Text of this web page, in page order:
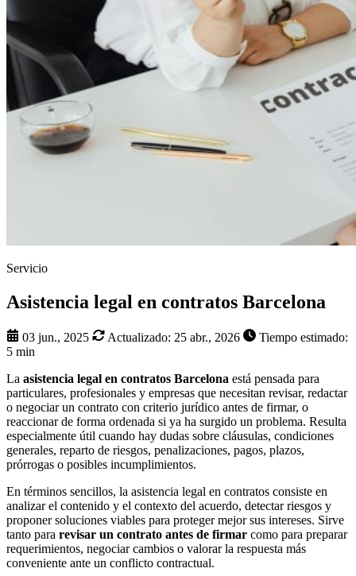
Servicio
Asistencia legal en contratos Barcelona
03 jun., 2025 Actualizado: 25 abr., 2026
Tiempo estimado:
5 min
La asistencia legal en contratos Barcelona está pensada para
particulares, profesionales y empresas que necesitan revisar, redactar
o negociar un contrato con criterio jurídico antes de firmar, o
reaccionar de forma ordenada si ya ha surgido un problema. Resulta
especialmente útil cuando hay dudas sobre cláusulas, condiciones
generales, reparto de riesgos, penalizaciones, pagos, plazos,
prórrogas o posibles incumplimientos.
En términos sencillos, la asistencia legal en contratos consiste en
analizar el contenido y el contexto del acuerdo, detectar riesgos y
proponer soluciones viables para proteger mejor sus intereses. Sirve
tanto para revisar un contrato antes de firmar como para preparar
requerimientos, negociar cambios o valorar la respuesta más
conveniente ante un conflicto contractual.